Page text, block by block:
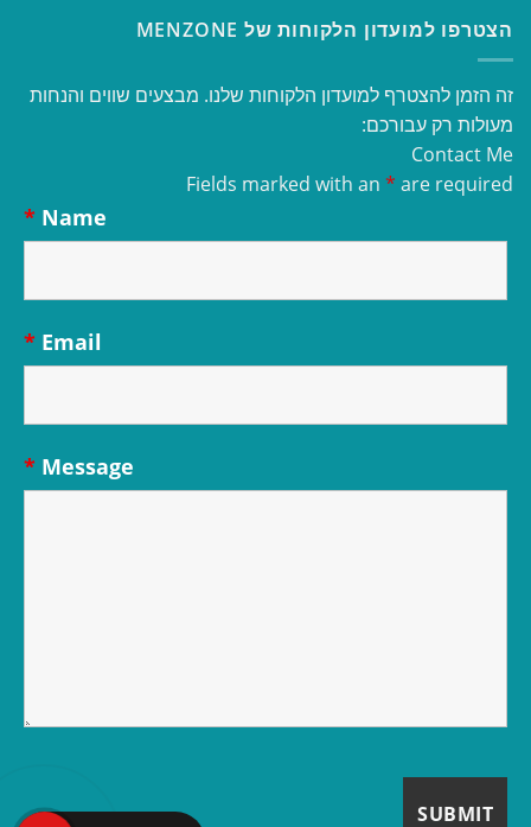
הצטרפו למועדון הלקוחות של MENZONE
זה הזמן להצטרף למועדון הלקוחות שלנו. מבצעים שווים והנחות
מעולות רק עבורכם:
Contact Me
Fields marked with an * are required
Name
*
Email
*
Message
*